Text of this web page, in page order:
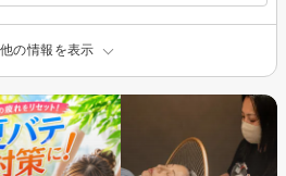
の情報を表示